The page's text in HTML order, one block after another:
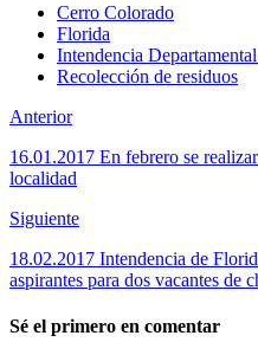
Cerro Colorado
Florida
Intendencia
Recolección de residuos
Anterior
16.01.2017 En febrero se
localidad
Siguiente
18.02.2017 Intendencia de
aspirantes para dos vacantes de
Sé el primero en comentar